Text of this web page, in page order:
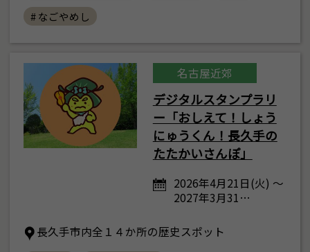
# なごやめし
名古屋近郊
デジタルスタンプラリ
ー「おしえて！しょう
にゅうくん！長久手の
たたかいさんぽ」
2026年4月21日(火) ～
2027年3月31…
長久手市内全１４か所の歴史スポット